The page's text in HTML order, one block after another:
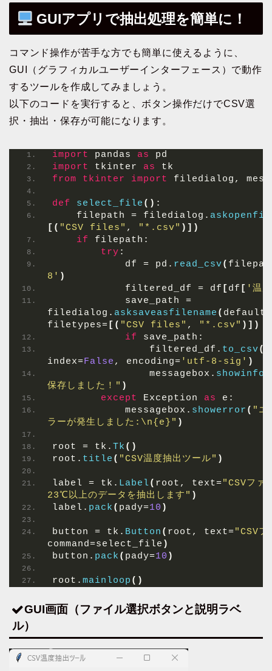
GUIアプリで抽出処理を簡単に！
コマンド操作が苦手な方でも簡単に使えるように、
GUI（グラフィカルユーザーインターフェース）で動作
するツールを作成してみましょう。
以下のコードを実行すると、ボタン操作だけでCSV選
択・抽出・保存が可能になります。
import pandas as
pd
import
tkinter as
tk
from tkinter import filedialog,
def select_file () :
    filepath = filedialog.
[( "CSV files" , "*.csv" )])
if
filepath:
try :
            df = pd.
read_csv(
8' )
            filtered_df = df
[ df [ '温
            save_path =
filedialog. asksaveasfilename (
filetypes= [( "CSV files" , "*.csv" )])
if
save_path:
                filtered_df.
to_csv(
index=False , encoding= 'utf-8-sig' )
                messagebox.
showinfo
保存しました！" )
except
Exception as
e:
            messagebox.
showerror ( "エ
ラーが発生しました:\n{e}" )
root = tk. Tk ()
root. title ( "CSV温度抽出ツール" )
label = tk. Label( root, text="CSVファ
23℃以上のデータを抽出します" )
label. pack ( pady=10 )
button = tk. Button ( root, text="CSVフ
command=select_file )
button. pack ( pady=10 )
root. mainloop ()
GUI画面（ファイル選択ボタンと説明ラベ
ル）